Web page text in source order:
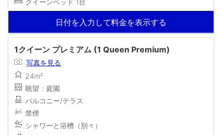
クイーンベッド 1台
日付を入力して料金を表示する
1クイーン プレミアム (1 Queen Premium)
写真を見る
24m²
眺望：庭園
バルコニー/テラス
禁煙
シャワーと浴槽（別々）